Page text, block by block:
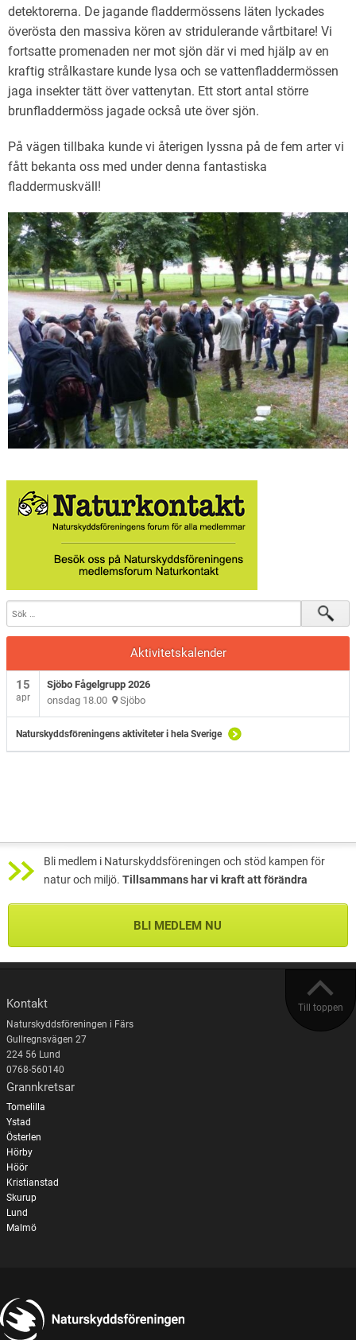
detektorerna. De jagande fladdermössens läten lyckades
överösta den massiva kören av stridulerande vårtbitare! Vi
fortsatte promenaden ner mot sjön där vi med hjälp av en
kraftig strålkastare kunde lysa och se vattenfladdermössen
jaga insekter tätt över vattenytan. Ett stort antal större
brunfladdermöss jagade också ute över sjön.
På vägen tillbaka kunde vi återigen lyssna på de fem arter vi
fått bekanta oss med under denna fantastiska
fladdermuskväll!
Aktivitetskalender
15
apr
Sjöbo Fågelgrupp 2026
onsdag 18.00 Sjöbo
Naturskyddsföreningens aktiviteter i hela Sverige
Bli medlem i Naturskyddsföreningen och stöd kampen för
natur och miljö. Tillsammans har vi kraft att förändra
BLI MEDLEM NU
Till toppen
Kontakt
Naturskyddsföreningen i Färs
Gullregnsvägen 27
224 56 Lund
0768-560140
Grannkretsar
Tomelilla
Ystad
Österlen
Hörby
Höör
Kristianstad
Skurup
Lund
Malmö